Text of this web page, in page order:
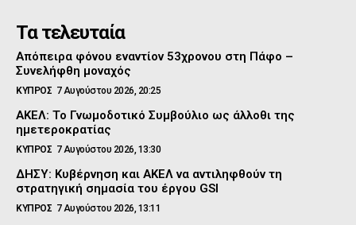
Τα τελευταία
Απόπειρα φόνου εναντίον 53χρονου στη Πάφο –
Συνελήφθη μοναχός
ΚΥΠΡΟΣ 7 Αυγούστου 2026, 20:25
ΑΚΕΛ: Το Γνωμοδοτικό Συμβούλιο ως άλλοθι της
ημετεροκρατίας
ΚΥΠΡΟΣ 7 Αυγούστου 2026, 13:30
ΔΗΣΥ: Κυβέρνηση και ΑΚΕΛ να αντιληφθούν τη
στρατηγική σημασία του έργου GSI
ΚΥΠΡΟΣ 7 Αυγούστου 2026, 13:11